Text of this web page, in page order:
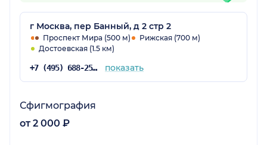
г Москва, пер Банный, д 2 стр 2
Проспект Мира (500 м)
Рижская (700 м)
Достоевская (1.5 км)
+7 (495) 688-25-00 показать
Сфигмография
от 2 000 ₽